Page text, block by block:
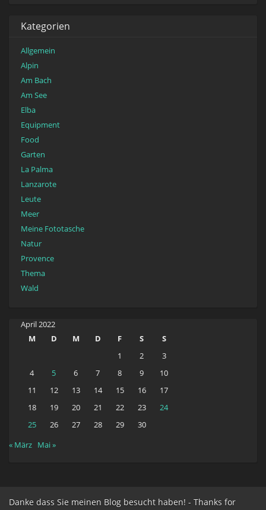
Kategorien
Allgemein
Alpin
Am Bach
Am See
Elba
Equipment
Food
Garten
La Palma
Lanzarote
Leute
Meer
Meine Fototasche
Natur
Provence
Thema
Wald
April 2022
M
D M D F S
S
1
2
3
4
5 6 7 8 9
10
11
12 13 14 15 16
17
18
19 20 21 22 23
24
25
26 27 28 29
30
« März Mai »
Danke dass Sie meinen Blog besucht haben! - Thanks for